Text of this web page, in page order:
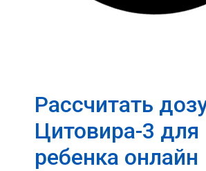
Рассчитать
Цитовира-3 для
ребенка онлайн